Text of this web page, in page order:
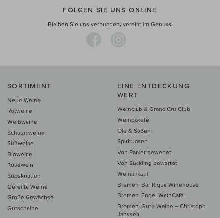
FOLGEN SIE UNS ONLINE
Bleiben Sie uns verbunden, vereint im Genuss!
SORTIMENT
Neue Weine
Rotweine
Weißweine
Schaumweine
Süßweine
Bioweine
Roséwein
Subskription
Gereifte Weine
Große Gewächse
Gutscheine
EINE ENTDECKUNG
WERT
Weinclub & Grand Cru Club
Weinpakete
Öle & Soßen
Spirituosen
Von Parker bewertet
Von Suckling bewertet
Weinankauf
Bremen: Bar Rique Winehouse
Bremen: Engel WeinCafé
Bremen: Gute Weine – Christoph
Janssen